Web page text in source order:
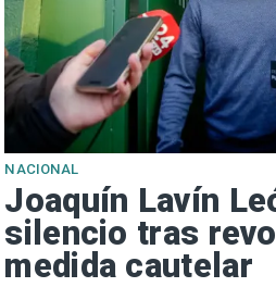
NACIONAL
Joaquín Lavín
silencio tras
medida cautelar